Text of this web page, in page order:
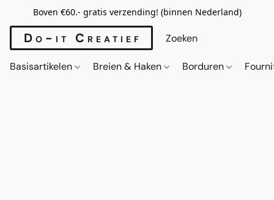
Boven €60.- gratis verzending! (binnen Nederland)
Do-it Creatief
Basisartikelen Breien & Haken Borduren